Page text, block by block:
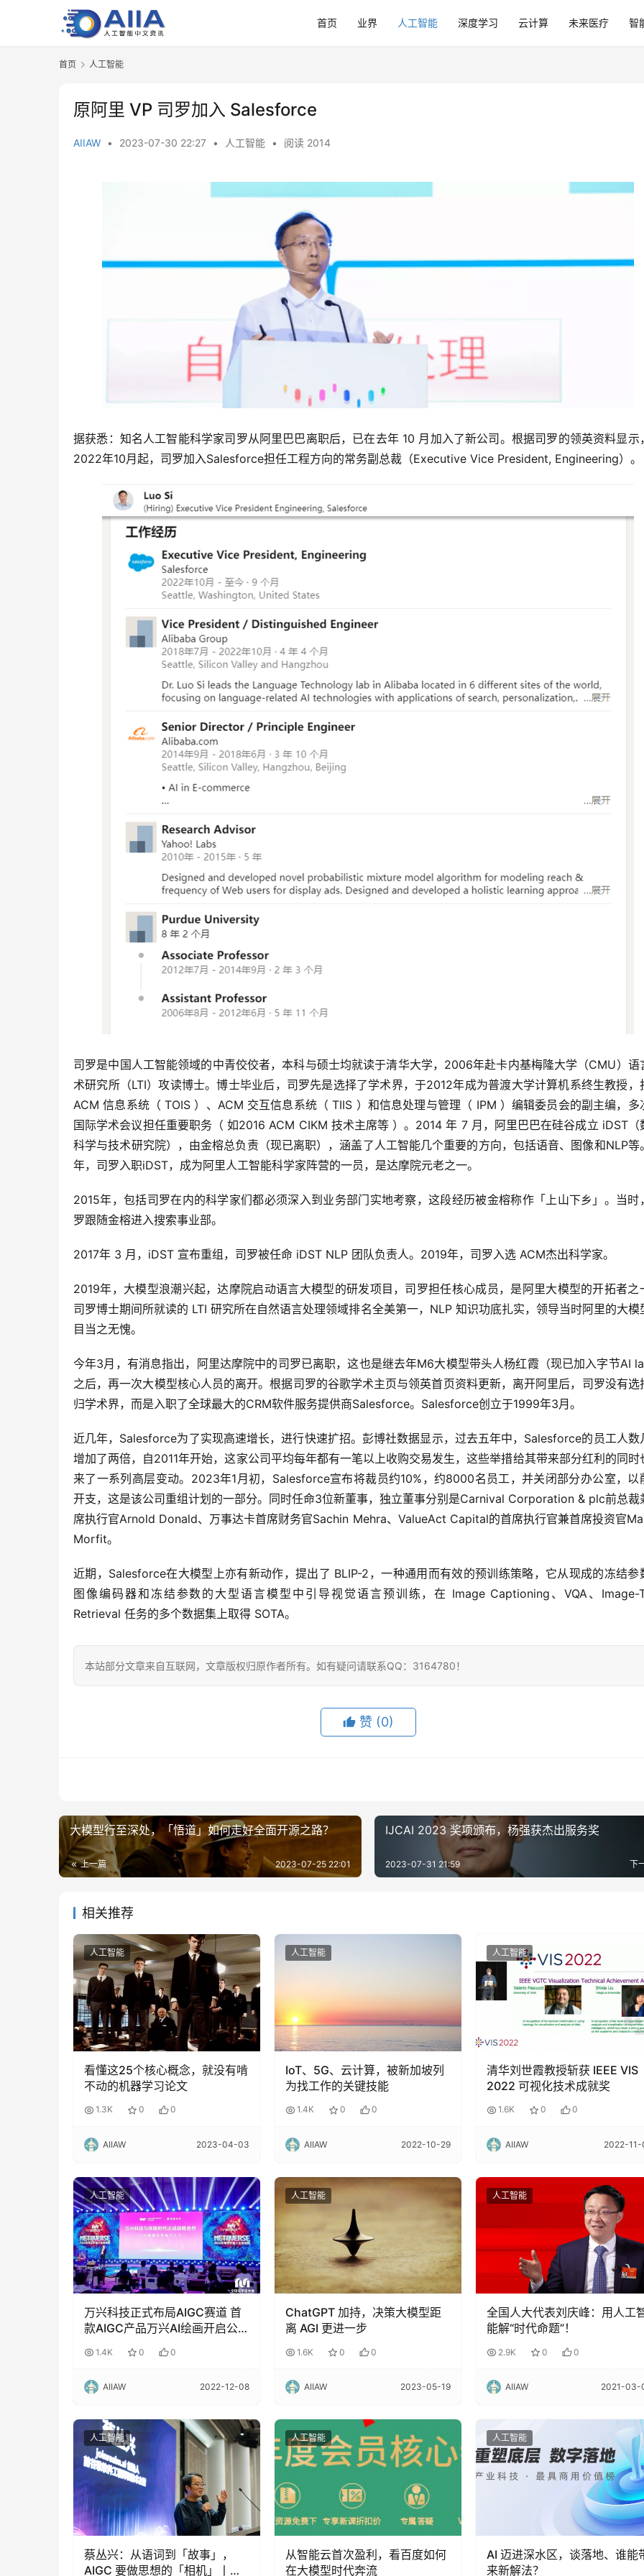
首页 业界 人工智能 深度学习 云计算 未来医疗 智
首页 人工智能
原阿里 VP 司罗加入 Salesforce
AIIAW • 2023-07-30 22:27 • 人工智能 • 阅读 2014
据获悉：知名人工智能科学家司罗从阿里巴巴离职后，已在去年 10 月加入了新公司。根据司罗的领英资料显示
2022年10月起，司罗加入Salesforce担任工程方向的常务副总裁（Executive Vice President, Engineering）。
司罗是中国人工智能领域的中青佼佼者，本科与硕士均就读于清华大学，2006年赴卡内基梅隆大学（CMU）语
术研究所（LTI）攻读博士。博士毕业后，司罗先是选择了学术界，于2012年成为普渡大学计算机系终生教授，
ACM 信息系统（ TOIS ）、ACM 交互信息系统（ TIIS ）和信息处理与管理（ IPM ）编辑委员会的副主编，多
国际学术会议担任重要职务（ 如2016 ACM CIKM 技术主席等 ）。2014 年 7 月，阿里巴巴在硅谷成立 iDST（
科学与技术研究院），由金榕总负责（现已离职），涵盖了人工智能几个重要的方向，包括语音、图像和NLP等
年，司罗入职iDST，成为阿里人工智能科学家阵营的一员，是达摩院元老之一。
2015年，包括司罗在内的科学家们都必须深入到业务部门实地考察，这段经历被金榕称作「上山下乡」。当时
罗跟随金榕进入搜索事业部。
2017年 3 月，iDST 宣布重组，司罗被任命 iDST NLP 团队负责人。2019年，司罗入选 ACM杰出科学家。
2019年，大模型浪潮兴起，达摩院启动语言大模型的研发项目，司罗担任核心成员，是阿里大模型的开拓者之
司罗博士期间所就读的 LTI 研究所在自然语言处理领域排名全美第一，NLP 知识功底扎实，领导当时阿里的大模
目当之无愧。
今年3月，有消息指出，阿里达摩院中的司罗已离职，这也是继去年M6大模型带头人杨红霞（现已加入字节AI
之后，再一次大模型核心人员的离开。根据司罗的谷歌学术主页与领英首页资料更新，离开阿里后，司罗没有选
归学术界，而是入职了全球最大的CRM软件服务提供商Salesforce。Salesforce创立于1999年3月。
近几年，Salesforce为了实现高速增长，进行快速扩招。彭博社数据显示，过去五年中，Salesforce的员工人数
增加了两倍，自2011年开始，这家公司平均每年都有一笔以上收购交易发生，这些举措给其带来部分红利的同时
来了一系列高层变动。2023年1月初，Salesforce宣布将裁员约10%，约8000名员工，并关闭部分办公室，以
开支，这是该公司重组计划的一部分。同时任命3位新董事，独立董事分别是Carnival Corporation & plc前总裁
席执行官Arnold Donald、万事达卡首席财务官Sachin Mehra、ValueAct Capital的首席执行官兼首席投资官
Morfit。
近期，Salesforce在大模型上亦有新动作，提出了 BLIP-2，一种通用而有效的预训练策略，它从现成的冻结参
图像编码器和冻结参数的大型语言模型中引导视觉语言预训练，在 Image Captioning、VQA、Image-
Retrieval 任务的多个数据集上取得 SOTA。
本站部分文章来自互联网，文章版权归原作者所有。如有疑问请联系QQ：3164780！
赞 (0)
大模型行至深处，「悟道」如何走好全面开源之路？
上一篇 2023-07-25 22:01
IJCAI 2023 奖项颁布，杨强获杰出服务奖
下
2023-07-31 21:59
相关推荐
人工智能
看懂这25个核心概念，就没有啃
不动的机器学习论文
1.3K 0 0
AIIAW 2023-04-03
人工智能
IoT、5G、云计算，被新加坡列
为找工作的关键技能
1.4K 0 0
AIIAW 2022-10-29
人工智能
清华刘世霞教授斩获 IEEE VIS
2022 可视化技术成就奖
1.6K 0 0
AIIAW 2022-11-
人工智能
万兴科技正式布局AIGC赛道 首
款AIGC产品万兴AI绘画开启公
1.4K 0 0
AIIAW 2022-12-08
人工智能
ChatGPT 加持，决策大模型距
离 AGI 更进一步
1.6K 0 0
AIIAW 2023-05-19
人工智能
全国人大代表刘庆峰：用人工
能解“时代命题”！
2.9K 0 0
AIIAW 2021-03-
人工智能
蔡丛兴：从语词到「故事」，
AIGC 要做思想的「相机」丨
人工智能
从智能云首次盈利，看百度如何
在大模型时代奔流
人工智能
AI 迈进深水区，谈落地、谁能
来新解法？